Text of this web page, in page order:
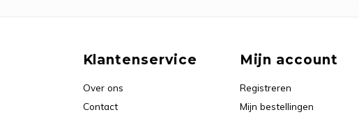
Klantenservice
Over ons
Contact
Mijn account
Registreren
Mijn bestellingen